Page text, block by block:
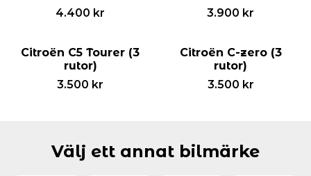
4.400 kr
3.900 kr
Citroën C5 Tourer (3
rutor)
3.500 kr
Citroën C-zero (3
rutor)
3.500 kr
Välj ett annat bilmärke